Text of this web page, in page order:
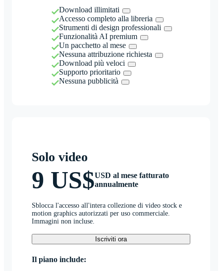
Download illimitati
Accesso completo alla libreria
Strumenti di design professionali
Funzionalità AI premium
Un pacchetto al mese
Nessuna attribuzione richiesta
Download più veloci
Supporto prioritario
Nessuna pubblicità
Solo video
9 US$USD al mese fatturato
annualmente
Sblocca l'accesso all'intera collezione di video stock e
motion graphics autorizzati per uso commerciale.
Immagini non incluse.
Iscriviti ora
Il piano include: